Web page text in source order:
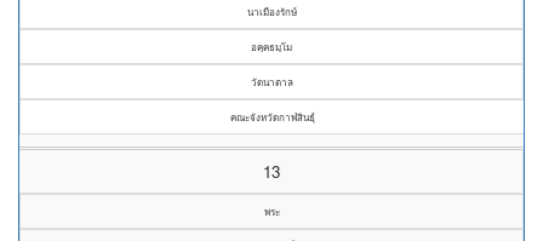
นาเมืองรักษ์
อคฺคธมฺโม
วัดนาตาล
คณะจังหวัดกาฬสินธุ์
13
พระ